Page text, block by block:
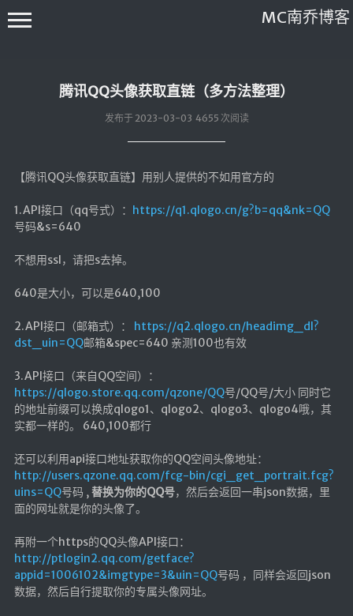
腾讯QQ头像获取直链（多方法整理）
发布于 2023-03-03 4655 次阅读
【腾讯QQ头像获取直链】用别人提供的不如用官方的
1.API接口（qq号式）： https://q1.qlogo.cn/g?b=qq&nk=QQ
号码&s=640
不想用ssl，请把s去掉。
640是大小，可以是640,100
2.API接口（邮箱式）： https://q2.qlogo.cn/headimg_dl?
dst_uin=QQ邮箱&spec=640 亲测100也有效
3.API接口（来自QQ空间）：
https://qlogo.store.qq.com/qzone/QQ号/QQ号/大小 同时它
的地址前缀可以换成qlogo1、qlogo2、qlogo3、qlogo4哦，其
实都一样的。 640,100都行
还可以利用api接口地址获取你的QQ空间头像地址：
http://users.qzone.qq.com/fcg-bin/cgi_get_portrait.fcg?
uins=QQ号码 ,替换为你的QQ号，然后会返回一串json数据，里
面的网址就是你的头像了。
再附一个https的QQ头像API接口：
http://ptlogin2.qq.com/getface?
appid=1006102&imgtype=3&uin=QQ号码 ，同样会返回json
数据，然后自行提取你的专属头像网址。
MC南乔博客
关于本站
友情链接
时光轴
注册